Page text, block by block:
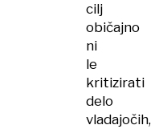
cilj
običajno
ni
le
kritizirati
delo
vladajočih,